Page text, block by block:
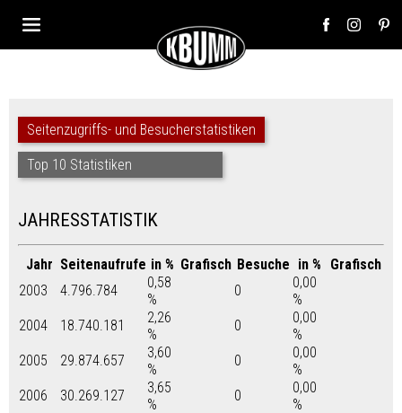
Seitenzugriffs- und Besucherstatistiken
Top 10 Statistiken
JAHRESSTATISTIK
Jahr Seitenaufrufe in % Grafisch Besuche in %
Grafisch
2003
4.796.784
0,58
%
0
0,00
%
2004
18.740.181
2,26
%
0
0,00
%
2005
29.874.657
3,60
%
0
0,00
%
2006
30.269.127
3,65
%
0
0,00
%